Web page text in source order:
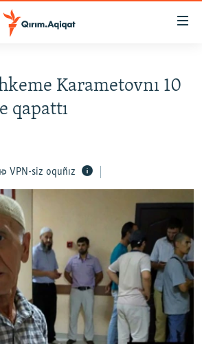
Karametovnı 10
qapattı
VPN-siz oquñız